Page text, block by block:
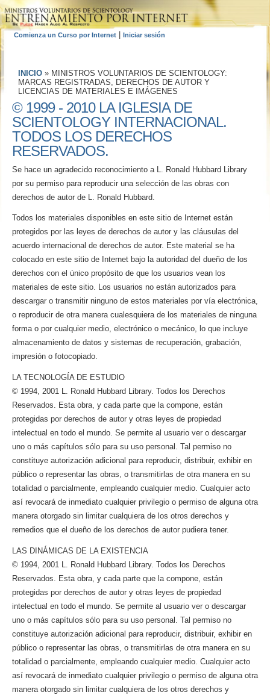
Comienza un Curso por Internet Iniciar sesión
INICIO » MINISTROS VOLUNTARIOS DE SCIENTOLOGY:
MARCAS REGISTRADAS, DERECHOS DE AUTOR Y
LICENCIAS DE MATERIALES E IMÁGENES
© 1999 - 2010 LA IGLESIA DE
SCIENTOLOGY INTERNACIONAL.
TODOS LOS DERECHOS
RESERVADOS.
Se hace un agradecido reconocimiento a L. Ronald Hubbard Library
por su permiso para reproducir una selección de las obras con
derechos de autor de L. Ronald Hubbard.
Todos los materiales disponibles en este sitio de Internet están
protegidos por las leyes de derechos de autor y las cláusulas del
acuerdo internacional de derechos de autor. Este material se ha
colocado en este sitio de Internet bajo la autoridad del dueño de los
derechos con el único propósito de que los usuarios vean los
materiales de este sitio. Los usuarios no están autorizados para
descargar o transmitir ninguno de estos materiales por vía electrónica,
o reproducir de otra manera cualesquiera de los materiales de ninguna
forma o por cualquier medio, electrónico o mecánico, lo que incluye
almacenamiento de datos y sistemas de recuperación, grabación,
impresión o fotocopiado.
LA TECNOLOGÍA DE ESTUDIO
© 1994, 2001 L. Ronald Hubbard Library. Todos los Derechos
Reservados. Esta obra, y cada parte que la compone, están
protegidas por derechos de autor y otras leyes de propiedad
intelectual en todo el mundo. Se permite al usuario ver o descargar
uno o más capítulos sólo para su uso personal. Tal permiso no
constituye autorización adicional para reproducir, distribuir, exhibir en
público o representar las obras, o transmitirlas de otra manera en su
totalidad o parcialmente, empleando cualquier medio. Cualquier acto
así revocará de inmediato cualquier privilegio o permiso de alguna otra
manera otorgado sin limitar cualquiera de los otros derechos y
remedios que el dueño de los derechos de autor pudiera tener.
LAS DINÁMICAS DE LA EXISTENCIA
© 1994, 2001 L. Ronald Hubbard Library. Todos los Derechos
Reservados. Esta obra, y cada parte que la compone, están
protegidas por derechos de autor y otras leyes de propiedad
intelectual en todo el mundo. Se permite al usuario ver o descargar
uno o más capítulos sólo para su uso personal. Tal permiso no
constituye autorización adicional para reproducir, distribuir, exhibir en
público o representar las obras, o transmitirlas de otra manera en su
totalidad o parcialmente, empleando cualquier medio. Cualquier acto
así revocará de inmediato cualquier privilegio o permiso de alguna otra
manera otorgado sin limitar cualquiera de los otros derechos y